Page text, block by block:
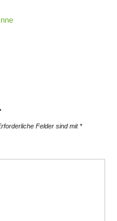
Felder sind mit*